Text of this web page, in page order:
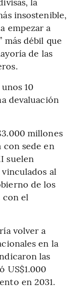
insostenible,
empezar a
débil que
de las
10
devaluación
millones
sede en
suelen
al
de los
con el
volver a
en la
las
US$1.000
en 2031.